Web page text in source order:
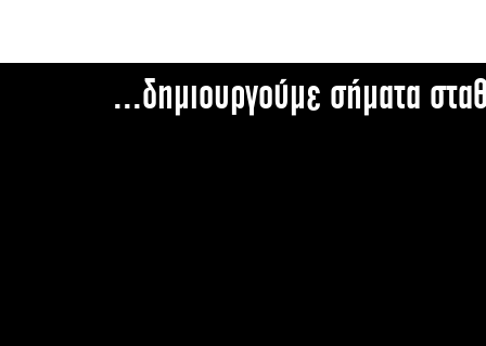
...δημιουργούμε σήματα